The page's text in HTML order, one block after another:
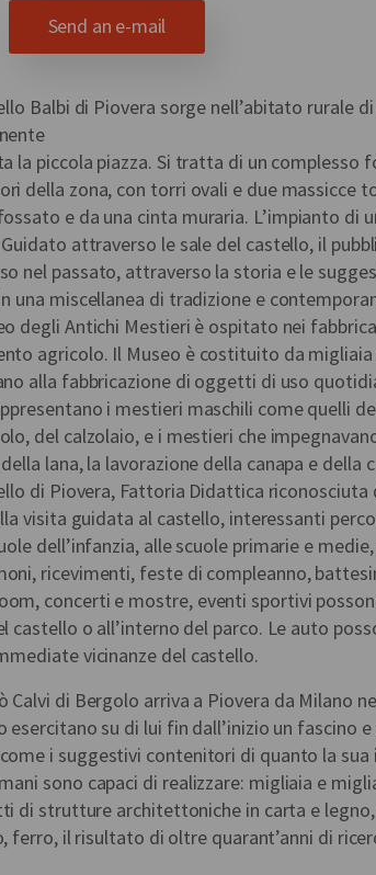
Send an e-mail
Balbi di Piovera sorge nell’abitato rurale
la piccola piazza. Si tratta di un complesso
della zona, con torri ovali e due massicce
e da una cinta muraria. L’impianto di
attraverso le sale del castello, il
nel passato, attraverso la storia e le
una miscellanea di tradizione e
degli Antichi Mestieri è ospitato nei
agricolo. Il Museo è costituito da
alla fabbricazione di oggetti di uso
i mestieri maschili come quelli
del calzolaio, e i mestieri che
lana, la lavorazione della canapa e della
di Piovera, Fattoria Didattica
visita guidata al castello, interessanti
dell’infanzia, alle scuole primarie e
ricevimenti, feste di compleanno,
concerti e mostre, eventi sportivi
castello o all’interno del parco. Le auto
vicinanze del castello.
Calvi di Bergolo arriva a Piovera da Milano
esercitano su di lui fin dall’inizio un fascino
i suggestivi contenitori di quanto la
sono capaci di realizzare: migliaia e
di strutture architettoniche in carta e
ferro, il risultato di oltre quarant’anni di